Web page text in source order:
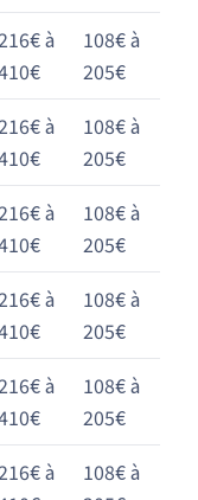
à
108€ à
205€
à
108€ à
205€
à
108€ à
205€
à
108€ à
205€
à
108€ à
205€
à
108€ à